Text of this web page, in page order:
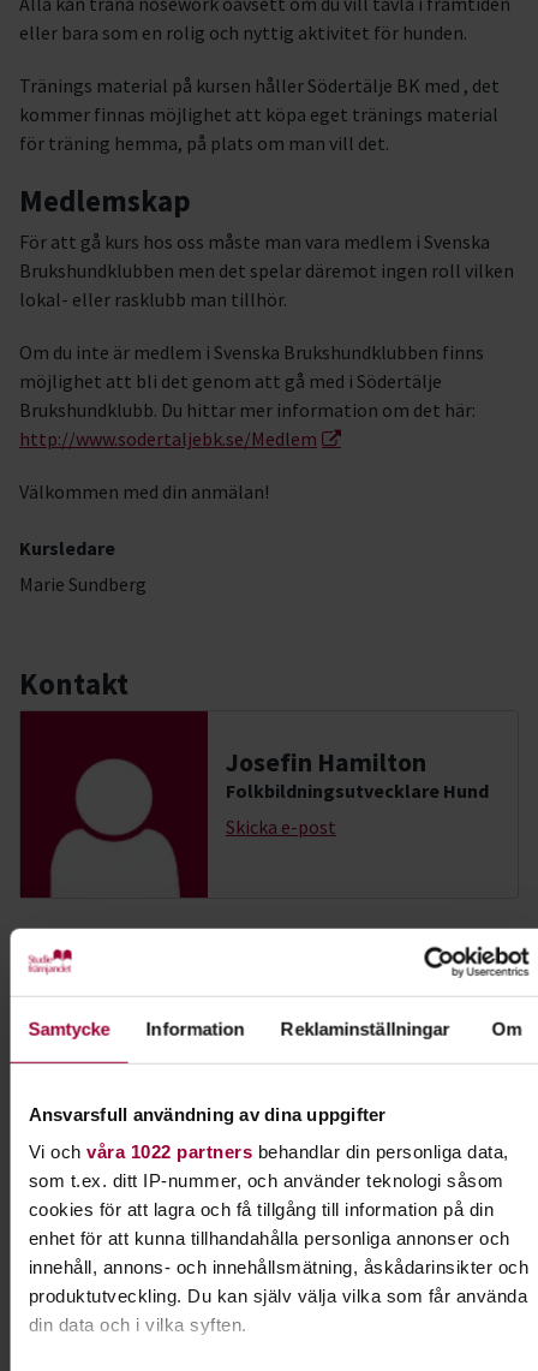
Samtycke Information Reklaminställningar Om
Ansvarsfull användning av dina uppgifter
Vi och våra 1022 partnersbehandlar din personliga data,
som t.ex. ditt IP-nummer, och använder teknologi såsom
cookies för att lagra och få tillgång till information på din
enhet för att kunna tillhandahålla personliga annonser och
innehåll, annons- och innehållsmätning, åskådarinsikter och
produktutveckling. Du kan själv välja vilka som får använda
din data och i vilka syften.
eller bara som en rolig och nyttig aktivitet för hunden.
Tränings material på kursen håller Södertälje BK med , det
kommer finnas möjlighet att köpa eget tränings material
för träning hemma, på plats om man vill det.
Medlemskap
För att gå kurs hos oss måste man vara medlem i Svenska
Brukshundklubben men det spelar däremot ingen roll vilken
lokal- eller rasklubb man tillhör.
Om du inte är medlem i Svenska Brukshundklubben finns
möjlighet att bli det genom att gå med i Södertälje
Brukshundklubb. Du hittar mer information om det här:
http://www.sodertaljebk.se/Medlem
Välkommen med din anmälan!
Kursledare
Marie Sundberg
Kontakt
Josefin Hamilton
Folkbildningsutvecklare Hund
Skicka e-post
Dela: E-mail
Nosarbete
Lär din hund att bli ännu bättre på att dofta sig
främsta egenskaper - sitt fantastiska luktsinne.
Läs mer om ämnet
Liknande kurser inom